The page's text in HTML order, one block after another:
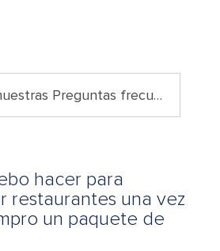
Busca en nuestras Preguntas frecuentes
hacer para
restaurantes una vez
un paquete de